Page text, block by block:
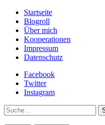
Startseite
Blogroll
Über mich
Kooperationen
Impressum
Datenschutz
Facebook
Twitter
Instagram
Suche